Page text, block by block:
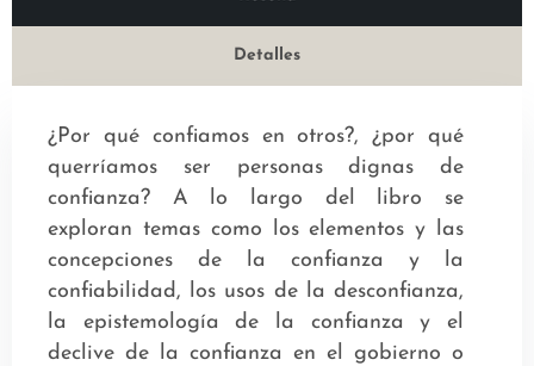
Detalles
¿Por qué confiamos en otros?, ¿por qué
querríamos ser personas dignas de
confianza? A lo largo del libro se
exploran temas como los elementos y las
concepciones de la confianza y la
confiabilidad, los usos de la desconfianza,
la epistemología de la confianza y el
declive de la confianza en el gobierno o